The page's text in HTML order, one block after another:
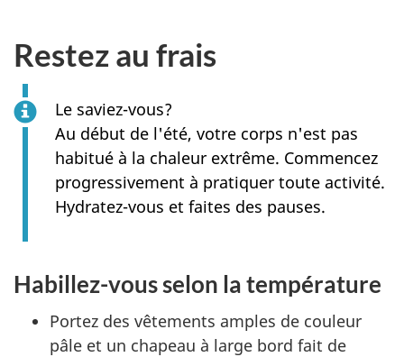
Restez au frais
Le saviez-vous?
Au début de l'été, votre corps n'est pas
habitué à la chaleur extrême. Commencez
progressivement à pratiquer toute activité.
Hydratez-vous et faites des pauses.
Habillez-vous selon la température
Portez des vêtements amples de couleur
pâle et un chapeau à large bord fait de